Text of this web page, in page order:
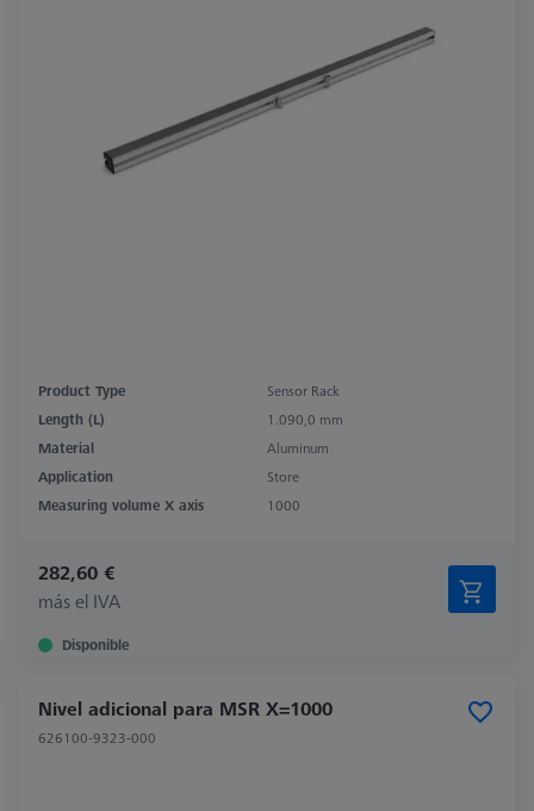
Product Type
Sensor Rack
Length (L)
1.090,0 mm
Material
Aluminum
Application
Store
Measuring volume X axis
1000
282,60 €
más el IVA
Disponible
Nivel adicional para MSR X=1000
626100-9323-000